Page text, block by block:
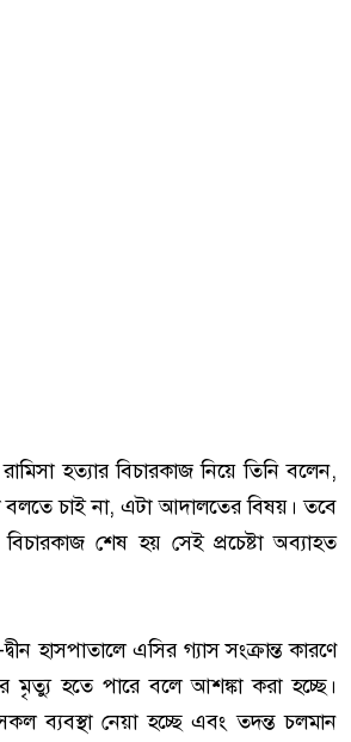
হত্যার বিচারকাজ নিয়ে তিনি বলেন,
চাই না, এটা আদালতের বিষয়। তবে
শেষ হয় সেই প্রচেষ্টা অব্যাহত
দ্বীন হাসপাতালে এসির গ্যাস সংক্রান্ত কারণে
মৃত্যু হতে পারে বলে আশঙ্কা করা হচ্ছে।
ব্যবস্থা নেয়া হচ্ছে এবং তদন্ত চলমান